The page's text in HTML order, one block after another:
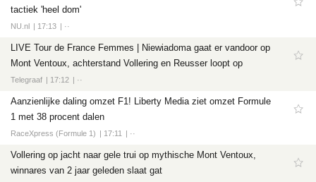
tactiek 'heel dom'
NU.nl 17:13 ··
LIVE Tour de France Femmes | Niewiadoma gaat er vandoor op
Mont Ventoux, achterstand Vollering en Reusser loopt op
Telegraaf 17:12 ··
Aanzienlijke daling omzet F1! Liberty Media ziet omzet Formule
1 met 38 procent dalen
RaceXpress (Formule 1) 17:11 ··
Vollering op jacht naar gele trui op mythische Mont Ventoux,
winnares van 2 jaar geleden slaat gat